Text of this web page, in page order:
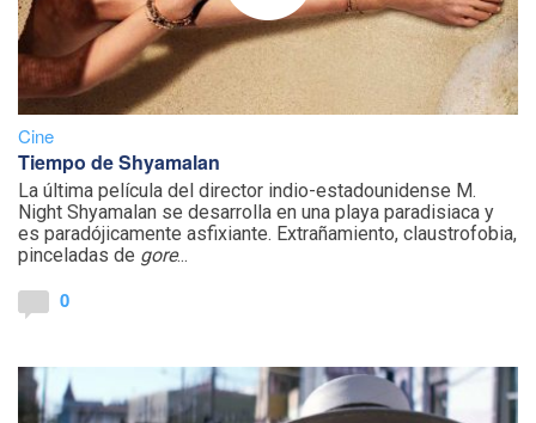
Cine
Tiempo de Shyamalan
La última película del director indio-estadounidense M.
Night Shyamalan se desarrolla en una playa paradisiaca y
es paradójicamente asfixiante. Extrañamiento, claustrofobia,
pinceladas de gore...
0